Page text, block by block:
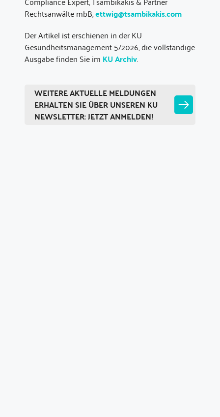
Rechtsanwälte mbB,ettwig@tsambikakis.com
Der Artikel ist erschienen in der KU
Gesundheitsmanagement 5/2026, die vollständige
Ausgabe finden Sie im KU Archiv.
WEITERE AKTUELLE MELDUNGEN
ERHALTEN SIE ÜBER UNSEREN KU
NEWSLETTER: JETZT ANMELDEN!